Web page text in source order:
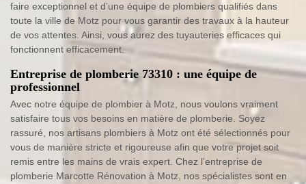
faire exceptionnel et d’une équipe de plombiers qualifiés dans
toute la ville de Motz pour vous garantir des travaux à la hauteur
de vos attentes. Ainsi, vous aurez des tuyauteries efficaces qui
fonctionnent efficacement.
Entreprise de plomberie 73310 : une équipe de
professionnel
Avec notre équipe de plombier à Motz, nous voulons vraiment
satisfaire tous vos besoins en matière de plomberie. Soyez
rassuré, nos artisans plombiers à Motz ont été sélectionnés pour
vous de manière stricte et rigoureuse afin que votre projet soit
remis entre les mains de vrais expert. Chez l’entreprise de
plomberie Marcotte Rénovation à Motz, nos spécialistes sont en